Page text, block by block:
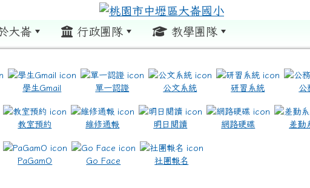
大崙 行政團隊 教學團隊
學生Gmail 單一認證 公文系統 研習系統 公
教室預約 維修通報 明日閱讀 網路硬碟 差勤
PaGamO Go Face 社團報名
\ title=https://www.icrt.com.tw/
m2.dles.tyc.edu.tw/learning-online/